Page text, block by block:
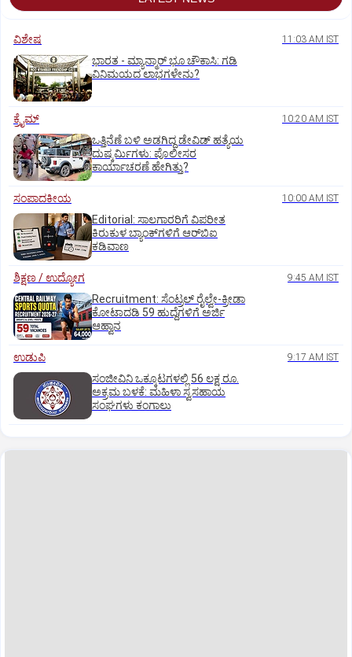
ವಿಶೇಷ 11:03 AM IST
ಭಾರತ -‌ ಮ್ಯಾನ್ಮಾರ್ ಭೂ ಚೌಕಾಸಿ: ಗಡಿ
ವಿನಿಮಯದ ಲಾಭಗಳೇನು?
ಕ್ರೈಮ್ 10:20 AM IST
ಒತ್ತಿನೆಣೆ ಬಳಿ ಅಡಗಿದ್ದ ಡೇವಿಡ್‌ ಹತ್ಯೆಯ
ದುಷ್ಕರ್ಮಿಗಳು: ಪೊಲೀಸರ
ಕಾರ್ಯಾಚರಣೆ ಹೇಗಿತ್ತು?
ಸಂಪಾದಕೀಯ 10:00 AM IST
Editorial: ಸಾಲಗಾರರಿಗೆ ವಿಪರೀತ
ಕಿರುಕುಳ ಬ್ಯಾಂಕ್‌ಗಳಿಗೆ ಆರ್‌ಬಿಐ
ಕಡಿವಾಣ
ಶಿಕ್ಷಣ / ಉದ್ಯೋಗ 9:45 AM IST
Recruitment: ಸೆಂಟ್ರಲ್‌ ರೈಲ್ವೇ-ಕ್ರೀಡಾ
ಕೋಟಾದಡಿ 59 ಹುದ್ದೆಗಳಿಗೆ ಅರ್ಜಿ
ಆಹ್ವಾನ
ಉಡುಪಿ 9:17 AM IST
ಸಂಜೀವಿನಿ ಒಕ್ಕೂಟಗಳಲ್ಲಿ 56 ಲಕ್ಷ ರೂ.
ಅಕ್ರಮ ಬಳಕೆ: ಮಹಿಳಾ ಸ್ವಸಹಾಯ
ಸಂಘಗಳು ಕಂಗಾಲು